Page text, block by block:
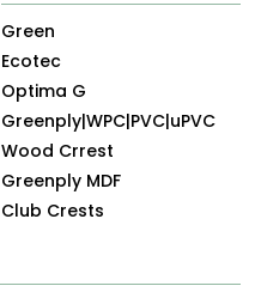
Green
Ecotec
Optima G
Greenply|WPC|PVC|uPVC
Wood Crrest
Greenply MDF
Club Crests